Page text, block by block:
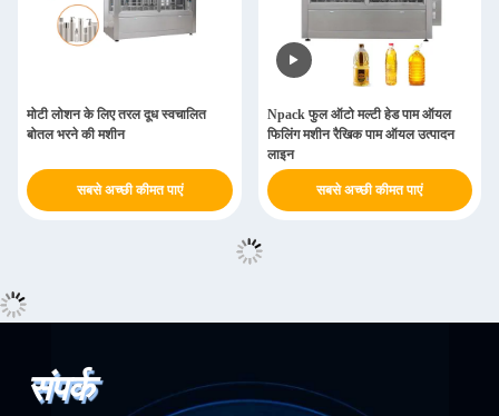
मोटी लोशन के लिए तरल दूध स्वचालित
बोतल भरने की मशीन
सबसे अच्छी कीमत पाएं
Npack फुल ऑटो मल्टी हेड पाम ऑयल
फिलिंग मशीन रैखिक पाम ऑयल उत्पादन
लाइन
सबसे अच्छी कीमत पाएं
संपर्क